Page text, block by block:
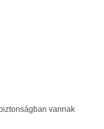
vannak